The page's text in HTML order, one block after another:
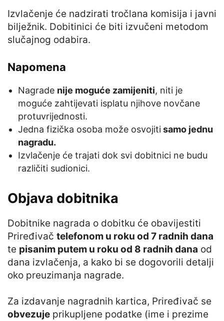
Izvlačenje će nadzirati tročlana komisija i javni
bilježnik. Dobitinici će biti izvučeni metodom
slučajnog odabira.
Napomena
Nagrade nije moguće zamijeniti, niti je
moguće zahtijevati isplatu njihove novčane
protuvrijednosti.
Jedna fizička osoba može osvojitisamo jednu
nagradu.
Izvlačenje će trajati dok svi dobitnici ne budu
različiti sudionici.
Objava dobitnika
Dobitnike nagrada o dobitku će obavijestiti
Priređivač telefonom u roku od 7 radnih dana
te pisanim putem u roku od 8 radnih dana od
dana izvlačenja, a kako bi se dogovorili detalji
oko preuzimanja nagrade.
Za izdavanje nagradnih kartica, Priređivač se
obvezuje prikupljene podatke (ime i prezime